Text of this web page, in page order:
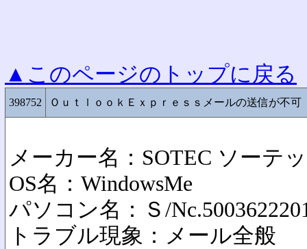
▲このページのトップに戻る
398752 ＯｕｔｌｏｏｋＥｘｐｒｅｓｓメールの送信が不可
メーカー名：SOTEC ソーテ
OS名：WindowsMe
パソコン名：Ｓ/
トラブル現象：メール全般